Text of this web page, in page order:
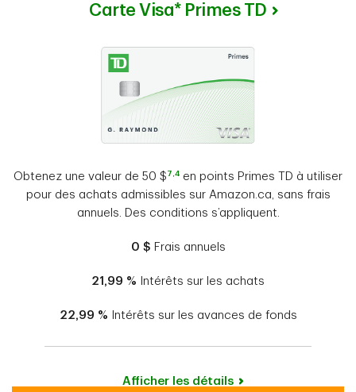
Carte Visa* Primes TD
Obtenez une valeur de 50 $ 7 4 en points Primes TD à utiliser
pour des achats admissibles sur Amazon.ca, sans frais
annuels. Des conditions s’appliquent.
0 $ Frais annuels
21,99 % Intérêts sur les achats
22,99 % Intérêts sur les avances de fonds
Afficher les détails